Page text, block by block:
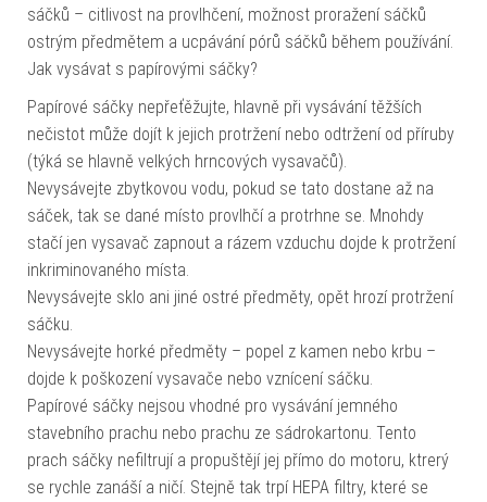
sáčků – citlivost na provlhčení, možnost proražení sáčků
ostrým předmětem a ucpávání pórů sáčků během používání.
Jak vysávat s papírovými sáčky?
Papírové sáčky nepřeťěžujte, hlavně při vysávání těžších
nečistot může dojít k jejich protržení nebo odtržení od příruby
(týká se hlavně velkých hrncových vysavačů).
Nevysávejte zbytkovou vodu, pokud se tato dostane až na
sáček, tak se dané místo provlhčí a protrhne se. Mnohdy
stačí jen vysavač zapnout a rázem vzduchu dojde k protržení
inkriminovaného místa.
Nevysávejte sklo ani jiné ostré předměty, opět hrozí protržení
sáčku.
Nevysávejte horké předměty – popel z kamen nebo krbu –
dojde k poškození vysavače nebo vznícení sáčku.
Papírové sáčky nejsou vhodné pro vysávání jemného
stavebního prachu nebo prachu ze sádrokartonu. Tento
prach sáčky nefiltrují a propuštějí jej přímo do motoru, ktrerý
se rychle zanáší a ničí. Stejně tak trpí HEPA filtry, které se